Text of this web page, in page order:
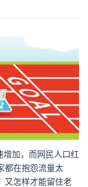
增加，而网民人口红
都在抱怨流量太
又怎样才能留住老